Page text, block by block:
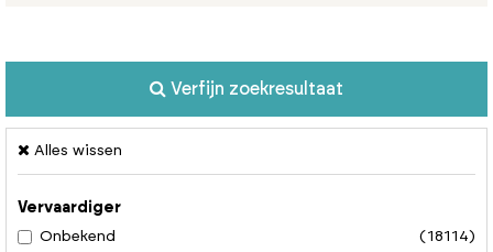
Verfijn zoekresultaat
Alles wissen
Vervaardiger
Onbekend
(18114)